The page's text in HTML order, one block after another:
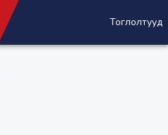
Тоглолтууд